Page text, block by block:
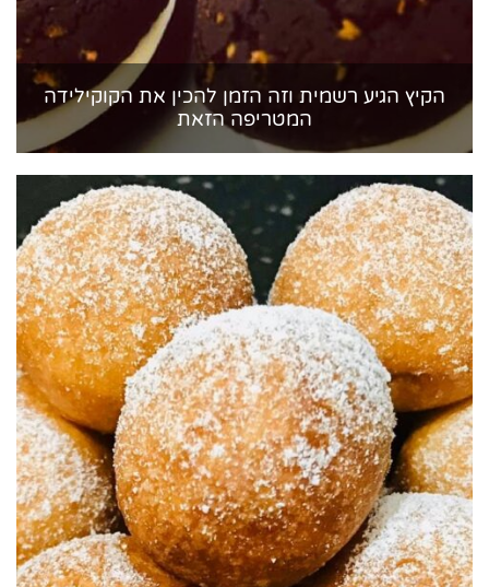
הקיץ הגיע רשמית וזה הזמן להכין את הקוקילידה
המטריפה הזאת